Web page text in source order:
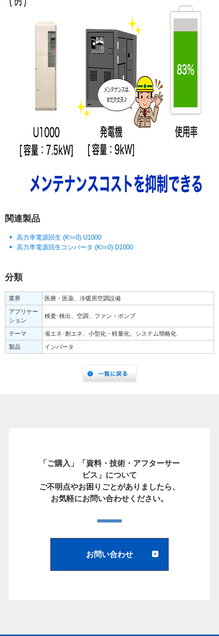
関連製品
高力率電源回生 (K5=0) U1000
高力率電源回生コンバータ (K5=0) D1000
分類
業界
医療・医薬、冷暖房空調設備
アプリケー
ション
検査･検出、空調、ファン・ポンプ
テーマ
省エネ･創エネ、小型化・軽量化、システム簡略化
製品
インバータ
「ご購入」「資料・技術・アフターサー
ビス」について
ご不明点やお困りごとがありましたら、
お気軽にお問い合わせください。
お問い合わせ